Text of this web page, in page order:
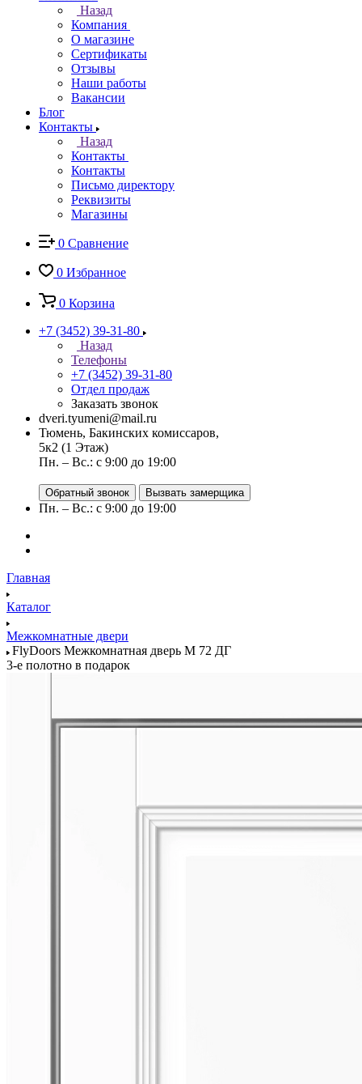
Назад
Компания
О магазине
Сертификаты
Отзывы
Наши работы
Вакансии
Блог
Контакты
Назад
Контакты
Контакты
Письмо директору
Реквизиты
Магазины
0 Сравнение
0 Избранное
0 Корзина
+7 (3452) 39-31-80
Назад
Телефоны
+7 (3452) 39-31-80
Отдел продаж
Заказать звонок
dveri.tyumeni@mail.ru
Тюмень, Бакинских комиссаров,
5к2 (1 Этаж)
Пн. – Вс.: с 9:00 до 19:00
Обратный звонок Вызвать замерщика
Пн. – Вс.: с 9:00 до 19:00
Главная
Каталог
Межкомнатные двери
FlyDoors Межкомнатная дверь M 72 ДГ
3-е полотно в подарок